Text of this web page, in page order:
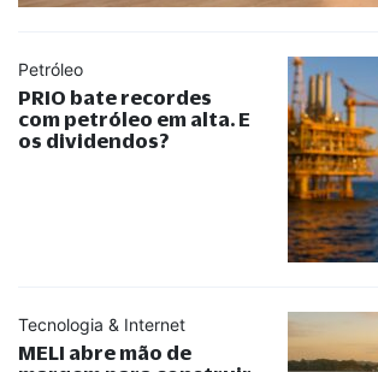
Petróleo
PRIO bate recordes
com petróleo em alta. E
os dividendos?
Tecnologia & Internet
MELI abre mão de